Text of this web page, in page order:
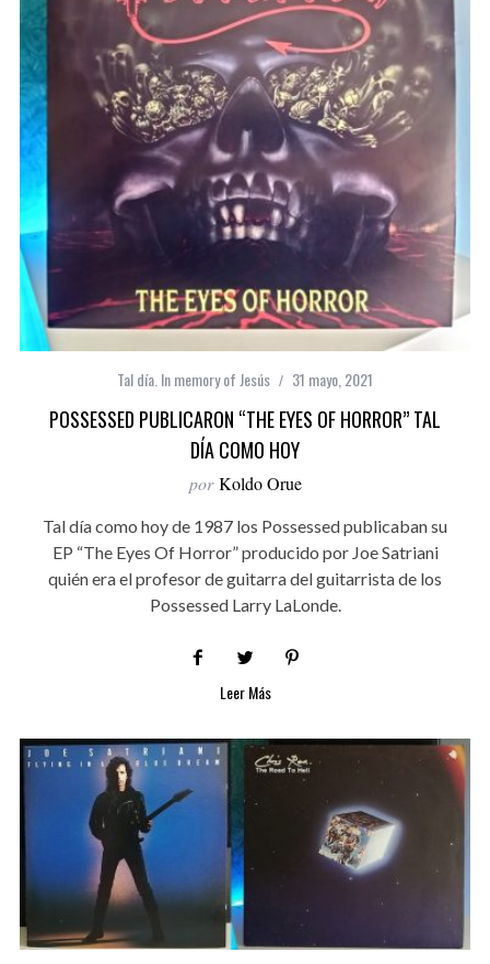
Tal día. In memory of Jesús 31 mayo, 2021
POSSESSED PUBLICARON “THE EYES OF HORROR” TAL
DÍA COMO HOY
por Koldo Orue
Tal día como hoy de 1987 los Possessed publicaban su
EP “The Eyes Of Horror” producido por Joe Satriani
quién era el profesor de guitarra del guitarrista de los
Possessed Larry LaLonde.
Leer Más